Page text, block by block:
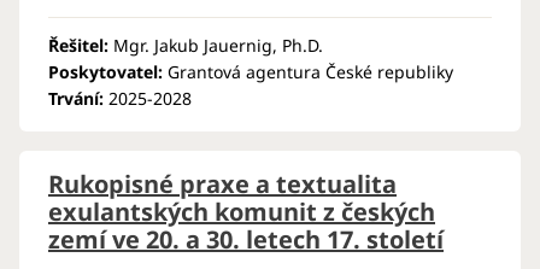
Řešitel: Mgr. Jakub Jauernig, Ph.D.
Poskytovatel: Grantová agentura České republiky
Trvání: 2025-2028
Rukopisné praxe a textualita
exulantských komunit z českých
zemí ve 20. a 30. letech 17. století